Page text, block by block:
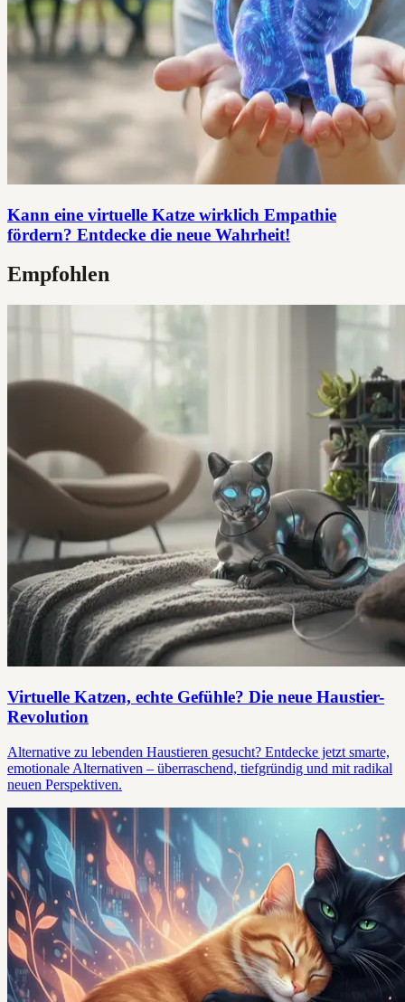
Kann eine virtuelle Katze wirklich Empathie
fördern? Entdecke die neue Wahrheit!
Empfohlen
Virtuelle Katzen, echte Gefühle? Die neue Haustier-
Revolution
Alternative zu lebenden Haustieren gesucht? Entdecke jetzt smarte,
emotionale Alternativen – überraschend, tiefgründig und mit radikal
neuen Perspektiven.